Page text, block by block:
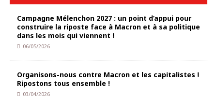
Campagne Mélenchon 2027 : un point d’appui pour
construire la riposte face à Macron et à sa politique
dans les mois qui viennent !
06/05/2026
Organisons-nous contre Macron et les capitalistes !
Ripostons tous ensemble !
03/04/2026